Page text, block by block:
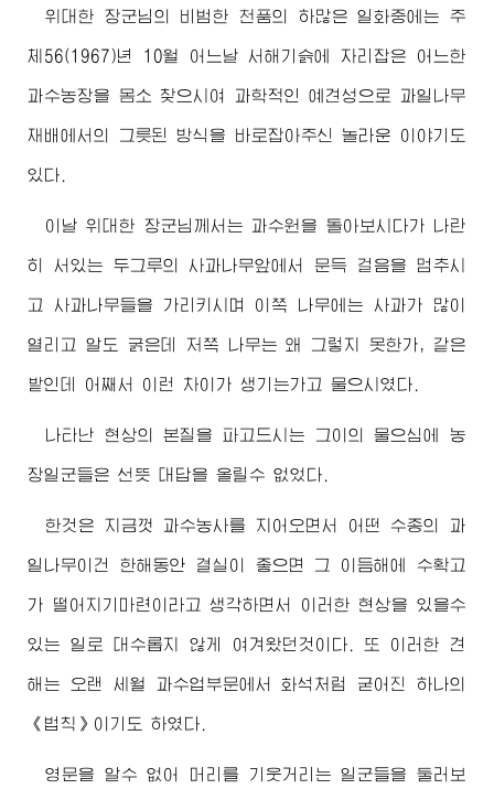
위대한 장군님 의 비범한 천품의 하많은 일화중에는 주
체56(1967)년 10월 어느날 서해기슭에 자리잡은 어느한
과수농장을 몸소 찾으시여 과학적인 예견성으로 과일나무
재배에서의 그릇된 방식을 바로잡아주신 놀라운 이야기도
있다.
이날위대한 장군님께서 는 과수원을 돌아보시다가 나란
히 서있는 두그루의 사과나무앞에서 문득 걸음을 멈추시
고 사과나무들을 가리키시며 이쪽 나무에는 사과가 많이
열리고 알도 굵은데 저쪽 나무는 왜 그렇지 못한가, 같은
밭인데 어째서 이런 차이가 생기는가고 물으시였다.
나타난 현상의 본질을 파고드시는 그이의 물으심에 농
장일군들은 선뜻 대답을 올릴수 없었다.
한것은 지금껏 과수농사를 지어오면서 어떤 수종의 과
일나무이건 한해동안 결실이 좋으면 그 이듬해에 수확고
가 떨어지기마련이라고 생각하면서 이러한 현상을 있을수
있는 일로 대수롭지 않게 여겨왔던것이다. 또 이러한 견
해는 오랜 세월 과수업부문에서 화석처럼 굳어진 하나의
《법칙》이기도 하였다.
영문을 알수 없어 머리를 기웃거리는 일군들을 둘러보